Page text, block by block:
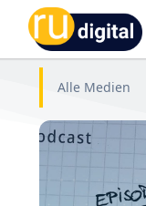
RU-digital
Alle Medien